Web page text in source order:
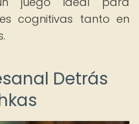
cognitivas tanto en
Detrás